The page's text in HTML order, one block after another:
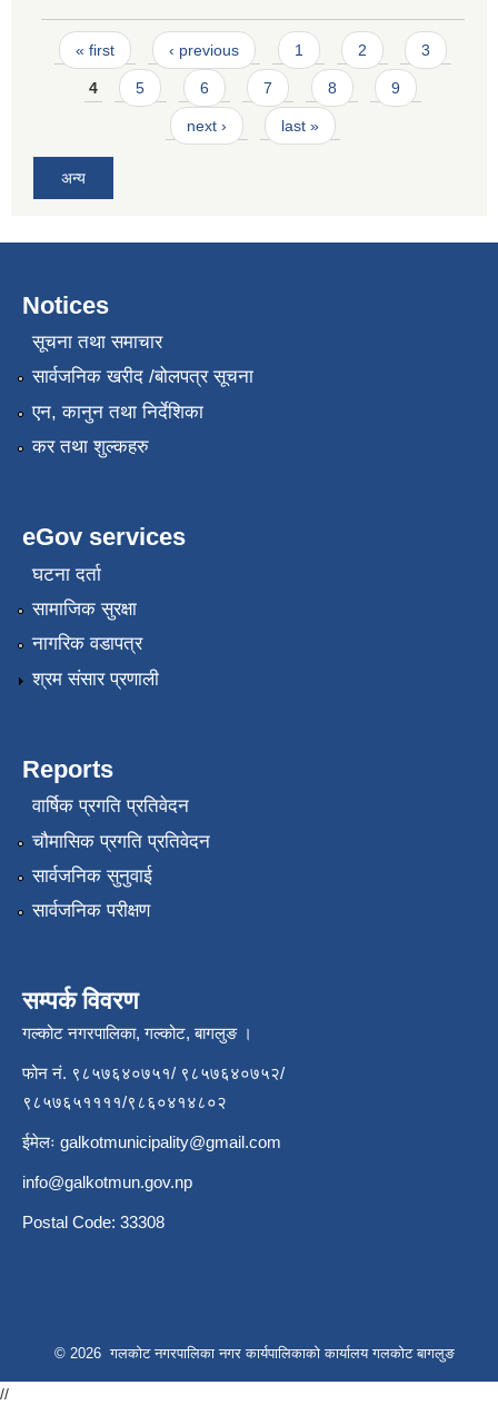
Pages
« first ‹ previous 1 2 3
4 5 6 7 8 9
next › last »
अन्य
Notices
सूचना तथा समाचार
सार्वजनिक खरीद /बोलपत्र सूचना
एन, कानुन तथा निर्देशिका
कर तथा शुल्कहरु
eGov services
घटना दर्ता
सामाजिक सुरक्षा
नागरिक वडापत्र
श्रम संसार प्रणाली
Reports
वार्षिक प्रगति प्रतिवेदन
चौमासिक प्रगति प्रतिवेदन
सार्वजनिक सुनुवाई
सार्वजनिक परीक्षण
सम्पर्क विवरण
गल्कोट नगरपालिका, गल्कोट, बागलुङ ।
फोन नं. ९८५७६४०७५१/ ९८५७६४०७५२/
९८५७६५११११/९८६०४१४८०२
ईमेलः galkotmunicipality@gmail.com
info@galkotmun.gov.np
Postal Code: 33308
© 2026 गलकोट नगरपालिका नगर कार्यपालिकाको कार्यालय गलकोट बागलुङ
//